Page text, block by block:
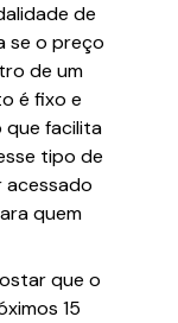
de
se o preço
de um
é fixo e
que facilita
tipo de
acessado
quem
que o
15